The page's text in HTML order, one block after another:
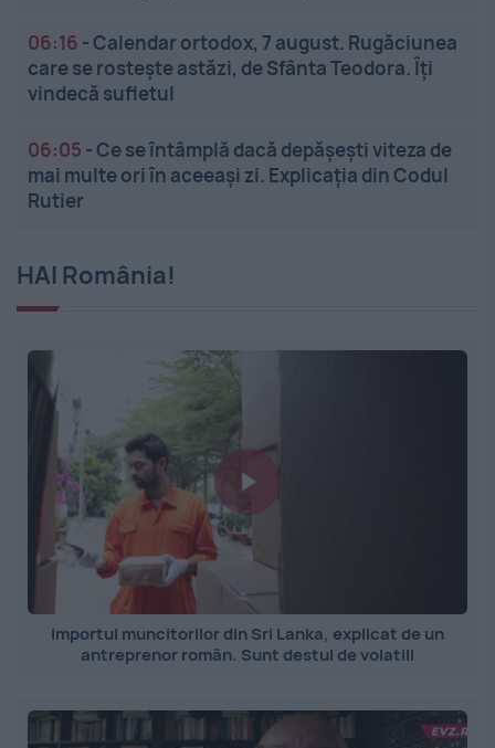
06:16 -Calendar ortodox, 7 august. Rugăciunea
care se rostește astăzi, de Sfânta Teodora. Îți
vindecă sufletul
06:05 -Ce se întâmplă dacă depășești viteza de
mai multe ori în aceeași zi. Explicația din Codul
Rutier
HAI România!
Importul muncitorilor din Sri Lanka, explicat de un
antreprenor român. Sunt destul de volatili